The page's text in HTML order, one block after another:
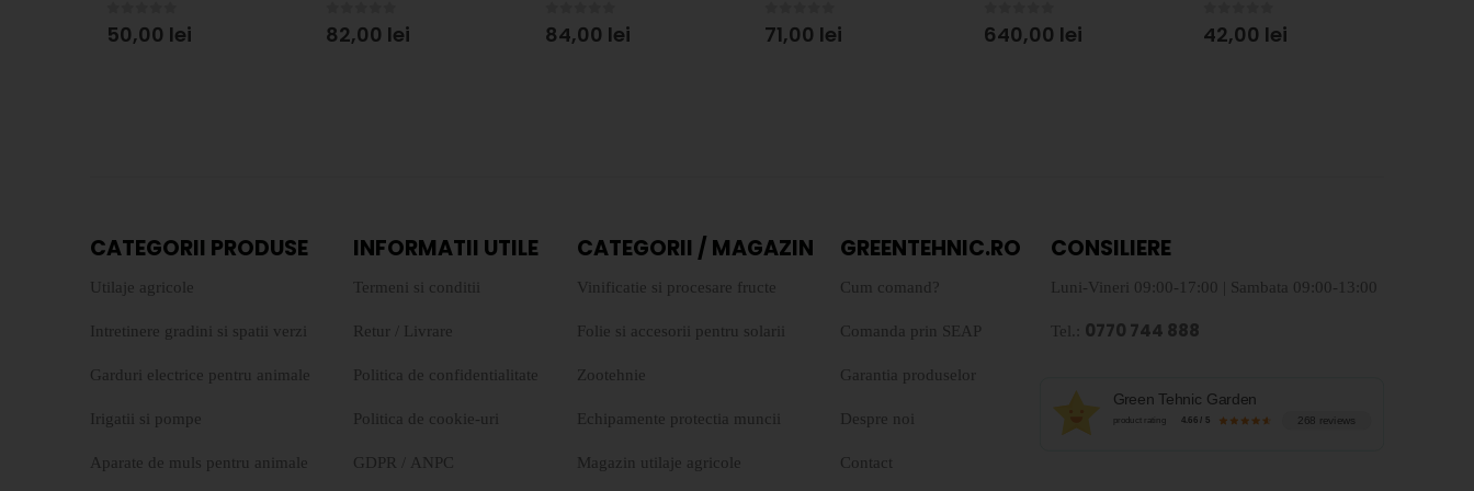
0out of 5
50,00 lei 0 out of 5
82,00 lei 0 out of 5
84,00 lei 0out of 5
71,00 lei 0 out of 5
640,00 lei out of 5
42,00 lei
CATEGORII PRODUSE
Utilaje agricole
Intretinere gradini si spatii verzi
Garduri electrice pentru animale
Irigatii si pompe
Aparate de muls pentru animale
INFORMATII UTILE
Termeni si conditii
Retur Livrare
Politica de confidentialitate
Politica de cookie-uri
GDPR ANPC
CATEGORII / MAGAZIN
Vinificatie si procesare fructe
Folie si accesorii pentru solarii
Zootehnie
Echipamente protectia muncii
Magazin utilaje agricole
GREENTEHNIC.RO
Cum comand?
Comanda prin SEAP
Garantia produselor
Despre noi
Contact
CONSILIERE
Luni-Vineri 09:00-17:00 | Sambata 09:00-13:00
Tel.: 0770 744 888
Green Tehnic Garden
product rating 4.66 / 5 268 reviews